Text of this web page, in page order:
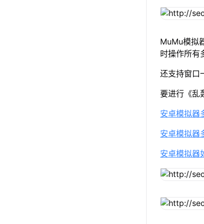
MuMu模拟
时操作所有
还支持窗口
要进行《乱
安卓模拟器
安卓模拟器
安卓模拟器